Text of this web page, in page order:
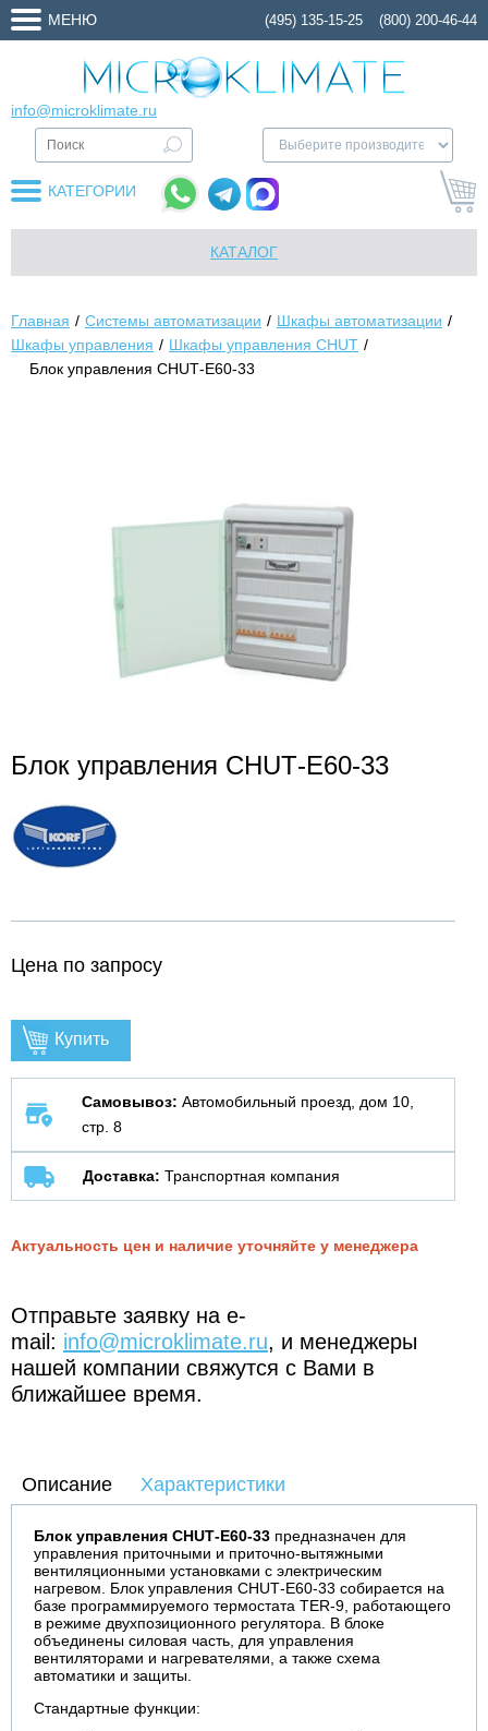
МЕНЮ (495) 135-15-25 (800) 200-46-44
info@microklimate.ru
КАТЕГОРИИ
КАТАЛОГ
Главная Системы автоматизации
Шкафы автоматизации
Шкафы управления
Шкафы управления CHUT
Блок управления CHUТ-E60-33
Блок управления CHUТ-E60-33
Цена по запросу
Купить
Самовывоз: Автомобильный проезд, дом 10,
стр. 8
Доставка: Транспортная компания
Актуальность цен и наличие уточняйте у менеджера
Отправьте заявку на e-
mail: info@microklimate.ru, и менеджеры
нашей компании свяжутся с Вами в
ближайшее время.
Описание Характеристики
Блок управления CHUТ-E60-33 предназначен для
управления приточными и приточно-вытяжными
вентиляционными установками с электрическим
нагревом. Блок управления CHUТ-E60-33 собирается на
базе программируемого термостата TER-9, работающего
в режиме двухпозиционного регулятора. В блоке
объединены силовая часть, для управления
вентиляторами и нагревателями, а также схема
автоматики и защиты.
Стандартные функции: